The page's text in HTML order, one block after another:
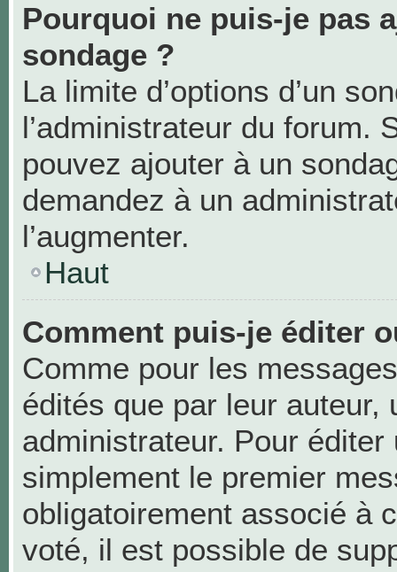
Pourquoi ne puis-je pas
sondage ?
La limite d’options d’un
l’administrateur du forum.
pouvez ajouter à un
demandez à un
l’augmenter.
Haut
Comment puis-je éditer
Comme pour les
édités que par leur auteur,
administrateur. Pour
simplement le premier
obligatoirement associé à
voté, il est possible de